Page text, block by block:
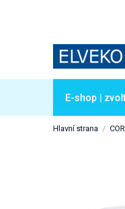
E-shop |
Hlavní strana